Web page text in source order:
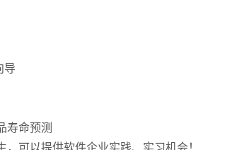
导
寿命预测
可以提供软件企业实践、实习机会！